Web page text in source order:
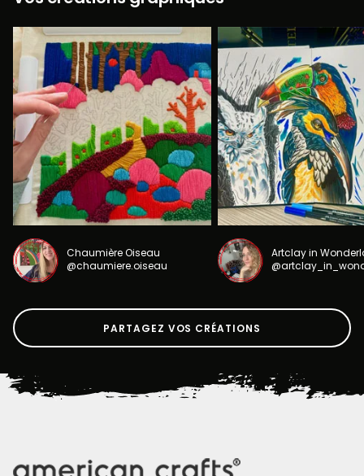
Chaumière Oiseau
@chaumiere.oiseau
Artclay in
PARTAGEZ VOS CRÉATIONS